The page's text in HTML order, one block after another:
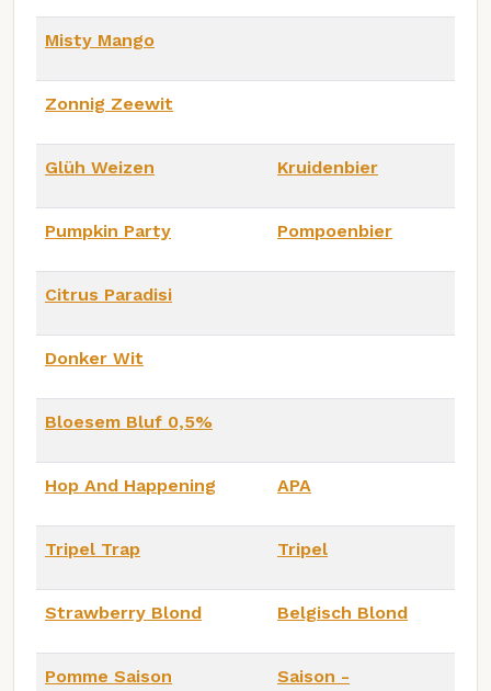
Misty Mango
Zonnig Zeewit
Glüh Weizen Kruidenbier
Pumpkin Party Pompoenbier
Citrus Paradisi
Donker Wit
Bloesem Bluf 0,5%
Hop And Happening APA
Tripel Trap Tripel
Strawberry Blond Belgisch Blond
Pomme Saison
Saison -